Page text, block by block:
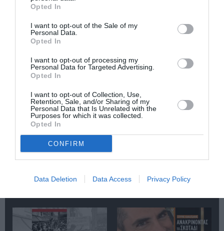
Opted In
I want to opt-out of the Sale of my
Personal Data.
Opted In
I want to opt-out of processing my
Personal Data for Targeted Advertising.
Opted In
I want to opt-out of Collection, Use,
Retention, Sale, and/or Sharing of my
Personal Data that Is Unrelated with the
Purposes for which it was collected.
Opted In
CONFIRM
Data Deletion Data Access Privacy Policy
Ακολουθήστε το Culturenow.gr
τις υποψηφιότητες
για το Βραβείο
2026 στο Ναύπλιο